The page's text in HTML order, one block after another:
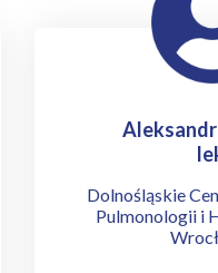
Dolnośląskie
Pulmonologii i